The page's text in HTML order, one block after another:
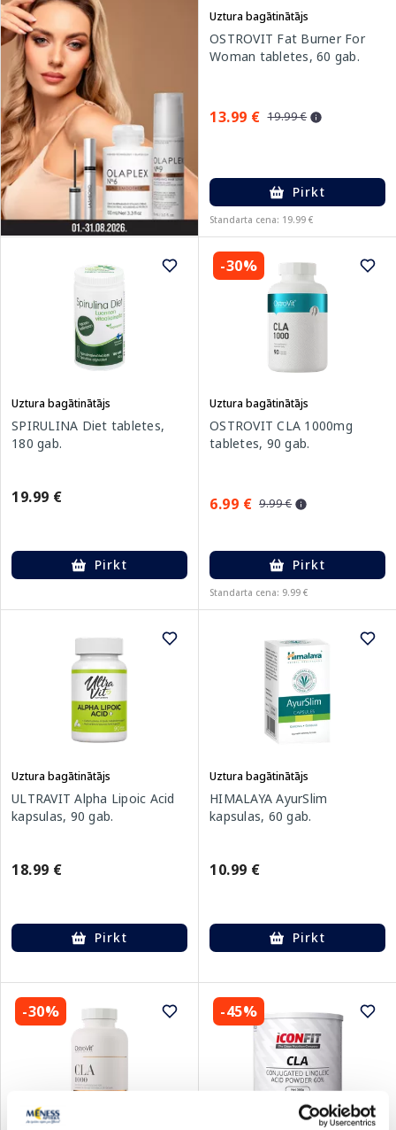
Uztura bagātinātājs
OSTROVIT Fat Burner For
Woman tabletes, 60 gab.
13.99 € 19.99 €
Pirkt
Standarta cena: 19.99 €
Uztura bagātinātājs
SPIRULINA Diet tabletes,
180 gab.
19.99 €
Pirkt
-30%
Uztura bagātinātājs
OSTROVIT CLA 1000mg
tabletes, 90 gab.
6.99 € 9.99 €
Pirkt
Standarta cena: 9.99 €
Uztura bagātinātājs
ULTRAVIT Alpha Lipoic Acid
kapsulas, 90 gab.
18.99 €
Pirkt
Uztura bagātinātājs
HIMALAYA AyurSlim
kapsulas, 60 gab.
10.99 €
Pirkt
-30% -45%